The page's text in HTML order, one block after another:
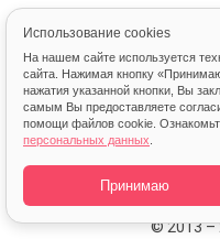
Использование cookies
На нашем сайте используется
сайта. Нажимая кнопку
нажатия указанной кнопки, Вы
самым Вы предоставляете
помощи файлов cookie.
персональных данных
Принимаю
На сайте FindSport.ru мы
местоположения на карте до
© 2013 –